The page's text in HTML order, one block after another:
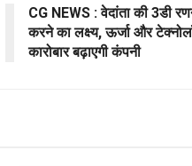
CG NEWS : वेदांता की 3डी
करने का लक्ष्य, ऊर्जा और
कारोबार बढ़ाएगी कंपनी